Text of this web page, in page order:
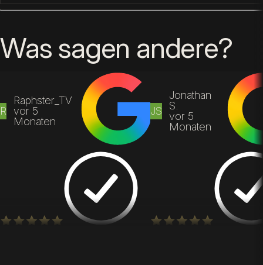
Was sagen andere?
R
Raphster_TV
vor 5
Monaten
JS
Jonathan
S.
vor 5
Monaten